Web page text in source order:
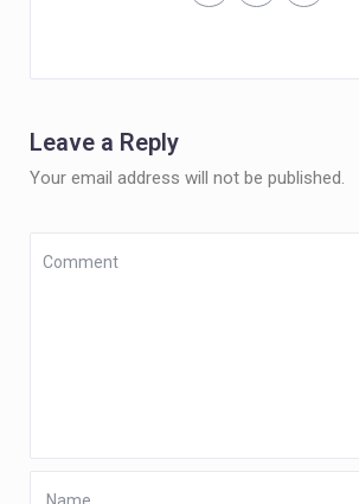
Leave a Reply
Your email address will not be published.